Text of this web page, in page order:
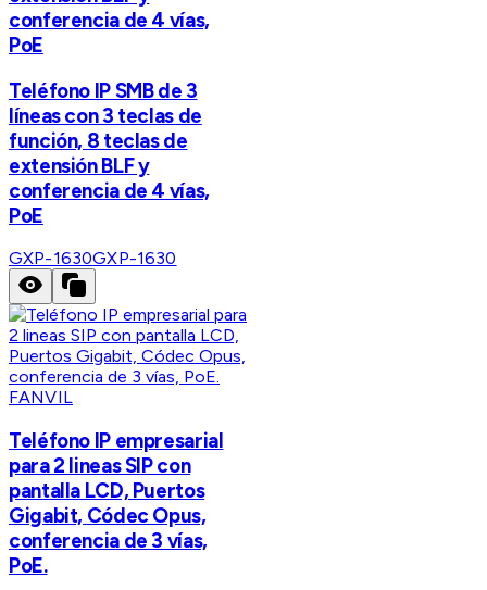
conferencia de 4 vías,
PoE
Teléfono IP SMB de 3
líneas con 3 teclas de
función, 8 teclas de
extensión BLF y
conferencia de 4 vías,
PoE
GXP-1630GXP-1630
FANVIL
Teléfono IP empresarial
para 2 lineas SIP con
pantalla LCD, Puertos
Gigabit, Códec Opus,
conferencia de 3 vías,
PoE.